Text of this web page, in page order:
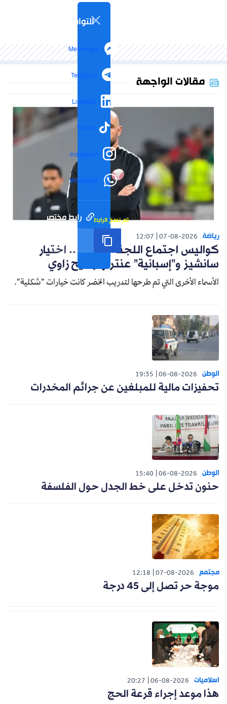
التواصل الاجتماعي
Messenger
Telegram
LinkedIn
TikTok
Instagram
WhatsApp
رابط مختصر تم نسخ الرابط
مقالات الواجهة
رياضة 07-08-2026
12:07
كواليس اجتماع اللجنة التقنية .. اختيار
سانشيز و"إسبانية" عنتر وترشيح زاوي
الأسماء الأخرى التي تم طرحها لتدريب الخضر كانت خيارات "شكلية".
الوطن 06-08-2026
19:35
تحفيزات مالية للمبلغين عن جرائم المخدرات
الوطن 06-08-2026
15:40
حنون تدخل على خط الجدل حول الفلسفة
مجتمع 07-08-2026
12:18
موجة حر تصل إلى 45 درجة
اسلاميات 06-08-2026
20:27
هذا موعد إجراء قرعة الحج